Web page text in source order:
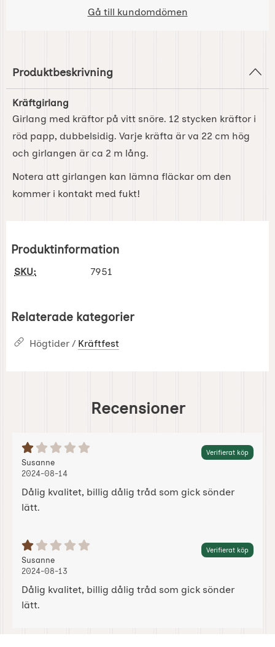
Gå till kundomdömen
Produktbeskrivning
Kräftgirlang
Girlang med kräftor på vitt snöre. 12 stycken kräftor i
röd papp, dubbelsidig. Varje kräfta är va 22 cm hög
och girlangen är ca 2 m lång.
Notera att girlangen kan lämna fläckar om den
kommer i kontakt med fukt!
Produktinformation
SKU: 7951
Relaterade kategorier
Högtider / Kräftfest
Recensioner
Betyg: 1 Stjärnor av 5 Verifierat köp
Recension av:
Susanne, 2024-08-14
, 2024-08-14
2024-08-14
Dålig kvalitet, billig dålig tråd som gick sönder
lätt.
Betyg: 1 Stjärnor av 5 Verifierat köp
Recension av:
Susanne, 2024-08-13
, 2024-08-13
2024-08-13
Dålig kvalitet, billig dålig tråd som gick sönder
lätt.